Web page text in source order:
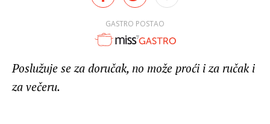
GASTRO POSTAO
Poslužuje se za doručak, no može proći i za ručak i
za večeru.